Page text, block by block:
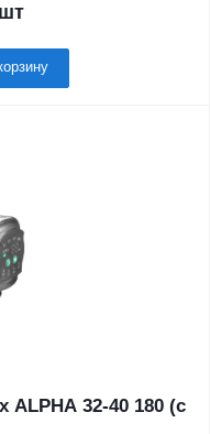
ALPHA 32-40 180 (с